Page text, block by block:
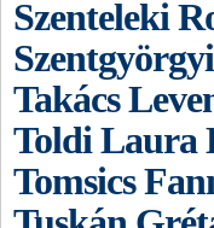
Szenteleki
Takács
Toldi Laura
Tomsics